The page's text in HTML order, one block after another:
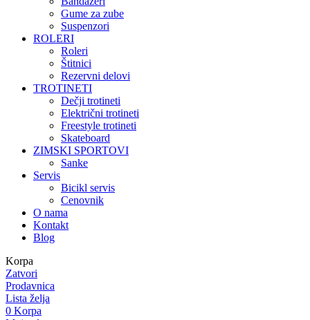
Gume za zube
Suspenzori
ROLERI
Roleri
Štitnici
Rezervni delovi
TROTINETI
Dečji trotineti
Električni trotineti
Freestyle trotineti
Skateboard
ZIMSKI SPORTOVI
Sanke
Servis
Bicikl servis
Cenovnik
O nama
Kontakt
Blog
Korpa
Zatvori
Prodavnica
Lista želja
0 Korpa